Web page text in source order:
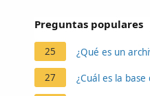
Preguntas populares
25 ¿Qué es un
27 ¿Cuál es la